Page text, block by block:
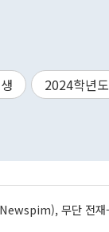
2024학년도
무단 전재